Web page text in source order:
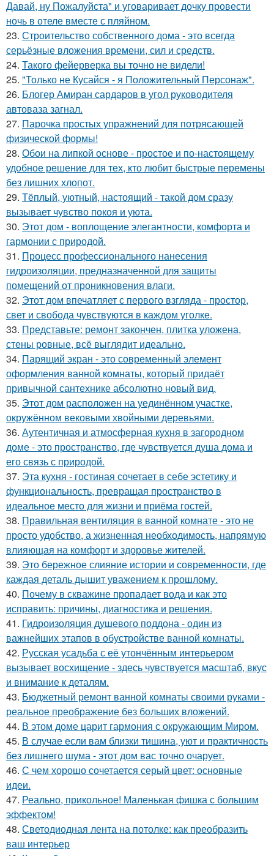
Давай, ну Пожалуйста" и уговаривает дочку провести
ночь в отеле вместе с пляйном.
23. Строительство собственного дома - это всегда
серьёзные вложения времени, сил и средств.
24. Такого фейерверка вы точно не видели!
25. "Только не Кусайся - я Положительный Персонаж".
26. Блогер Амиран сардаров в угол руководителя
автоваза загнал.
27. Парочка простых упражнений для потрясающей
физической формы!
28. Обои на липкой основе - простое и по-настоящему
удобное решение для тех, кто любит быстрые перемены
без лишних хлопот.
29. Тёплый, уютный, настоящий - такой дом сразу
вызывает чувство покоя и уюта.
30. Этот дом - воплощение элегантности, комфорта и
гармонии с природой.
31. Процесс профессионального нанесения
гидроизоляции, предназначенной для защиты
помещений от проникновения влаги.
32. Этот дом впечатляет с первого взгляда - простор,
свет и свобода чувствуются в каждом уголке.
33. Представьте: ремонт закончен, плитка уложена,
стены ровные, всё выглядит идеально.
34. Парящий экран - это современный элемент
оформления ванной комнаты, который придаёт
привычной сантехнике абсолютно новый вид.
35. Этот дом расположен на уединённом участке,
окружённом вековыми хвойными деревьями.
36. Аутентичная и атмосферная кухня в загородном
доме - это пространство, где чувствуется душа дома и
его связь с природой.
37. Эта кухня - гостиная сочетает в себе эстетику и
функциональность, превращая пространство в
идеальное место для жизни и приёма гостей.
38. Правильная вентиляция в ванной комнате - это не
просто удобство, а жизненная необходимость, напрямую
влияющая на комфорт и здоровье жителей.
39. Это бережное слияние истории и современности, где
каждая деталь дышит уважением к прошлому.
40. Почему в скважине пропадает вода и как это
исправить: причины, диагностика и решения.
41. Гидроизоляция душевого поддона - один из
важнейших этапов в обустройстве ванной комнаты.
42. Русская усадьба с её утончённым интерьером
вызывает восхищение - здесь чувствуется масштаб, вкус
и внимание к деталям.
43. Бюджетный ремонт ванной комнаты своими руками -
реальное преображение без больших вложений.
44. В этом доме царит гармония с окружающим Миром.
45. В случае если вам близки тишина, уют и практичность
без лишнего шума - этот дом вас точно очарует.
46. С чем хорошо сочетается серый цвет: основные
идеи.
47. Реально, прикольное! Маленькая фишка с большим
эффектом!
48. Светодиодная лента на потолке: как преобразить
ваш интерьер